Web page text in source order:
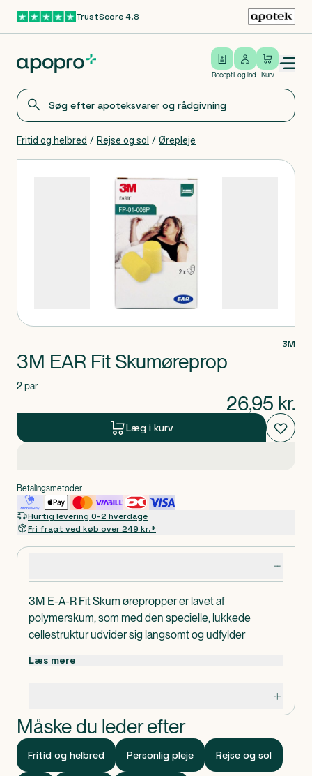
Gå til hovedindholdTrustScore 4.8
Recept
Log ind
Log ind Kurv
Open/close menu
Fritid og helbred / Rejse og sol / Ørepleje
3M E-A-R Fit Skum ørepropper er lavet af
polymerskum, som med den specielle, lukkede
cellestruktur udvider sig langsomt og udfylder
Anvendelse:
problem - såvel på arbejde som ved fritidsaktiviteter.
Støjdæmpning på 29 dB.
Nemme at rulle sammen og derefter putte forsigtigt
ind i øret.
Læs mere
Måske du leder efter
Fritid og helbred Personlig pleje Rejse og sol
3M
3M EAR Fit Skumøreprop
2 par
26,95 kr.
Læg i kurv
Betalingsmetoder:
Hurtig levering 0-2 hverdage
Fri fragt ved køb over 249 kr.*